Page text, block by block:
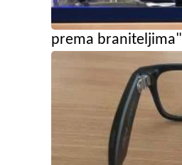
prema braniteljima"